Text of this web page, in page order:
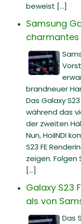
beweist [...]
Samsung
charmantes
brandneuer
Das Galaxy
während das
der zweiten
Nun, HoiINDI
S23 FE
zeigen.
[...]
Galaxy S23
als von
Das